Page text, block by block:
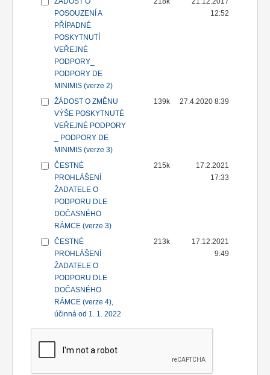
POSOUZENÍ A
PŘÍPADNÉ
POSKYTNUTÍ
VEŘEJNÉ
PODPORY_
PODPORY DE
MINIMIS (verze 2)
12:52
ŽÁDOST O ZMĚNU
VÝŠE POSKYTNUTÉ
VEŘEJNÉ PODPORY
_ PODPORY DE
MINIMIS (verze 3)
139k 27.4.2020 8:39
ČESTNÉ
PROHLÁŠENÍ
ŽADATELE O
PODPORU DLE
DOČASNÉHO
RÁMCE (verze 3)
215k
17.2.2021
17:33
ČESTNÉ
PROHLÁŠENÍ
ŽADATELE O
PODPORU DLE
DOČASNÉHO
RÁMCE (verze 4),
účinná od 1. 1. 2022
213k
17.12.2021
9:49